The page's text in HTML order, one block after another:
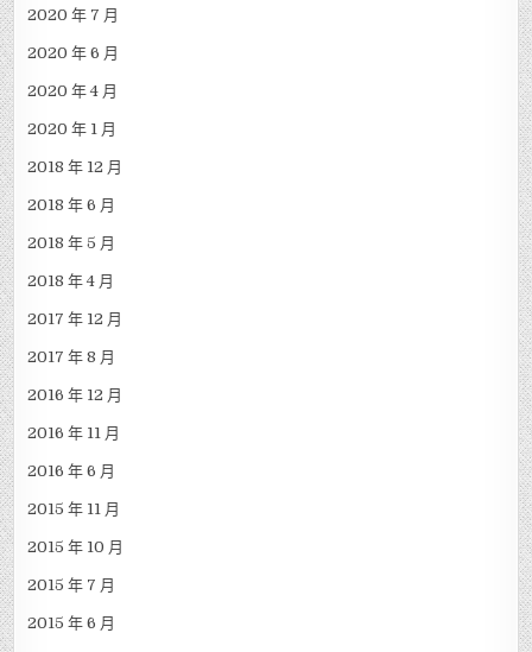
2021 年 4 月
2021 年 3 月
2021 年 2 月
2021 年 1 月
2020 年 12 月
2020 年 9 月
2020 年 7 月
2020 年 6 月
2020 年 4 月
2020 年 1 月
2018 年 12 月
2018 年 6 月
2018 年 5 月
2018 年 4 月
2017 年 12 月
2017 年 8 月
2016 年 12 月